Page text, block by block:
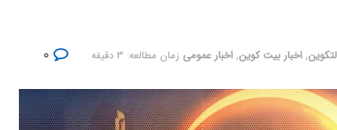
,اخبار بیت کوین,اخبار عمومی زمان مطالعه: ۳ دقیقه